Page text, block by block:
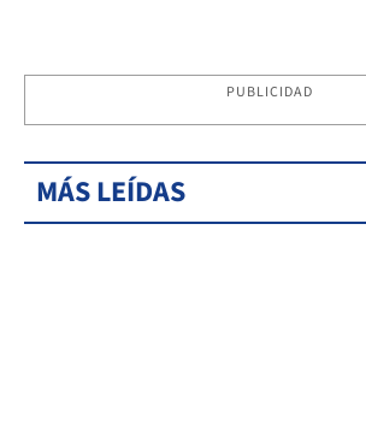
PUBLICIDAD
MÁS LEÍDAS